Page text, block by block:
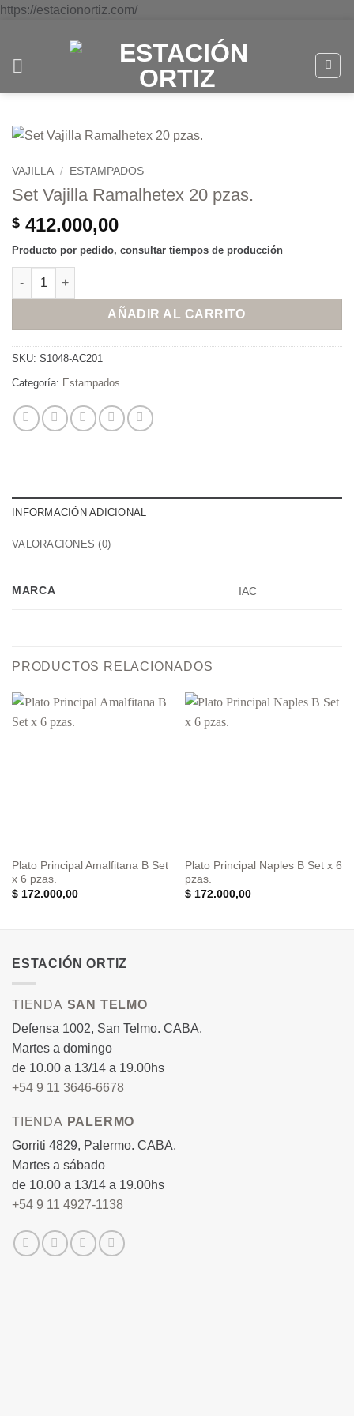
https://estacionortiz.com/Saltar
contenido
VAJILLA / ESTAMPADOS
Set Vajilla Ramalhetex 20 pzas.
$ 412.000,00
Producto por pedido, consultar tiempos de producción
Set Vajilla Ramalhetex 20 pzas. cantidad
AÑADIR AL CARRITO
SKU: S1048-AC201
Categoría: Estampados
INFORMACIÓN ADICIONAL
VALORACIONES (0)
MARCA IAC
PRODUCTOS RELACIONADOS
Plato Principal Amalfitana B Set
x 6 pzas.
$172.000,00
Plato Principal Naples B Set x 6
pzas.
$172.000,00
ESTACIÓN ORTIZ
TIENDA SAN TELMO
Defensa 1002, San Telmo. CABA.
Martes a domingo
de 10.00 a 13/14 a 19.00hs
+54 9 11 3646-6678
TIENDA PALERMO
Gorriti 4829, Palermo. CABA.
Martes a sábado
de 10.00 a 13/14 a 19.00hs
+54 9 11 4927-1138